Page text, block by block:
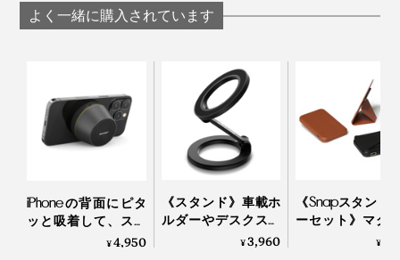
《よくあるご質問》
Ｑ1．モバイルバッテリーとしての機能はありますか？
Ａ． 本製品は充電器です。モバイルバッテリーとしての
機能はありません。Type-CコードとACアダプターを使
Ｑ2．推奨ACアダプターはありますか？
Ａ．20W以上でType-C出力ポートのACアダプターを推
奨しています。推奨ACアダプターに該当しないACアダ
プターでは、充電が上手くできない場合がございます。
定感バツグン！「マ
ジェットスタンド」
設置できる「折りた
たみ式スマホスタン
よく一緒に購入されています
iPhoneの背面にピタ
ッと吸着して、スマ
ホスタンドにもなる
¥4,950
《スタンド》車載ホ
ルダーやデスクスタ
ンドに安定感バツグ
¥3,960
《Snapスタンド
ーセット》マグ
トで重ねて使用
¥